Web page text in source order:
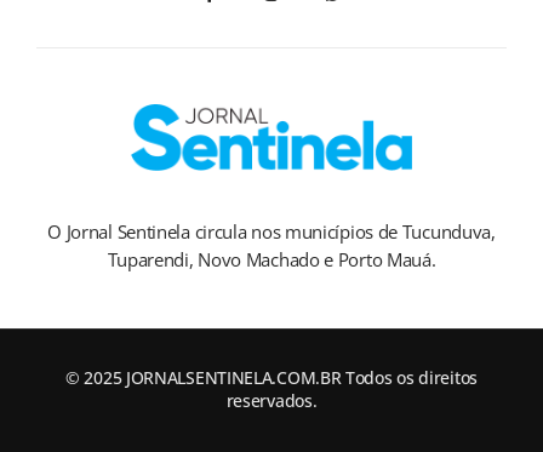
O Jornal Sentinela circula nos municípios de Tucunduva,
Tuparendi, Novo Machado e Porto Mauá.
© 2025 JORNALSENTINELA.COM.BR Todos os direitos
reservados.